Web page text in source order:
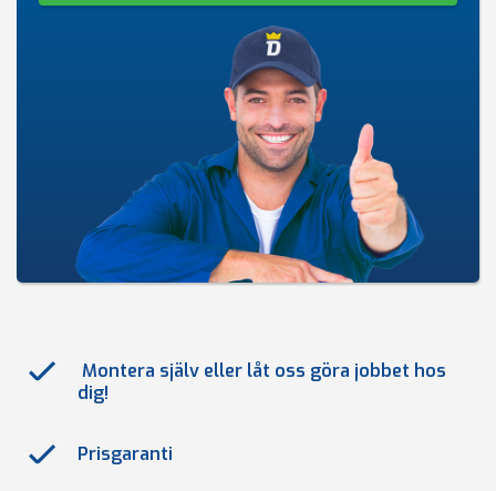
Montera själv eller låt oss göra jobbet hos
dig!
Prisgaranti